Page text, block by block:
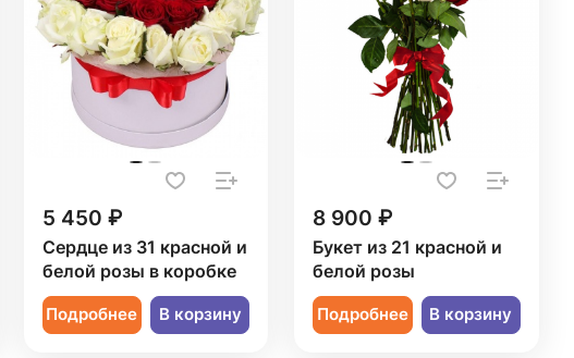
5 450 ₽
Сердце из 31 красной и
белой розы в коробке
Подробнее В корзину
8 900 ₽
Букет из 21 красной и
белой розы
Подробнее В корзину